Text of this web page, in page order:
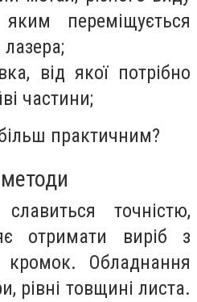
переміщується
від якої потрібно
частини;
практичним?
точністю,
отримати виріб з
кромок. Обладнання
рівні товщині листа.